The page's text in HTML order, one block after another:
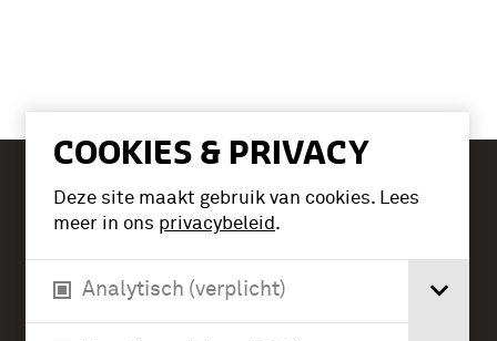
COOKIES & PRIVACY
Deze site maakt gebruik van cookies. Lees
meer in ons privacybeleid.
Analytisch (verplicht)
Tickets
Verlengde Paltzerweg 1